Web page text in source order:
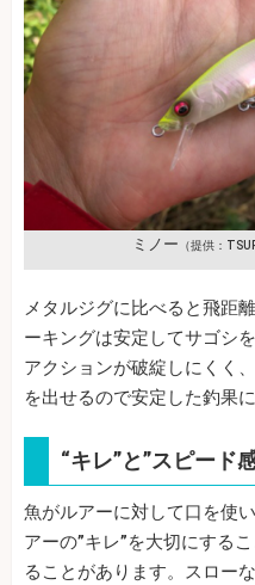
ミノー （提供：
メタルジグに比べると飛距
ーキングは安定してサゴシ
アクションが破綻しにくく
を出せるので安定した釣果
“キレ”と”スピード
魚がルアーに対して口を使
アーの”キレ”を大切にする
ることがあります。スロー